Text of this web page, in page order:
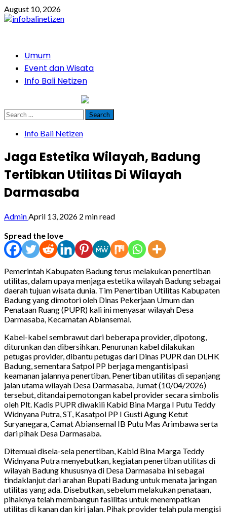
Skip
to
August 10, 2026
PrimaryUmum
Event dan Wisata
Info Bali Netizen
Search
for:
Info Bali Netizen
Jaga Estetika Wilayah, Badung
Tertibkan Utilitas Di Wilayah
Darmasaba
AdminApril 13, 2026 2 min read
Spread the love
Pemerintah Kabupaten Badung terus melakukan penertiban
utilitas, dalam upaya menjaga estetika wilayah Badung sebagai
daerah tujuan wisata dunia. Tim Penertiban Utilitas Kabupaten
Badung yang dimotori oleh Dinas Pekerjaan Umum dan
Penataan Ruang (PUPR) kali ini menyasar wilayah Desa
Darmasaba, Kecamatan Abiansemal.
Kabel-kabel sembrawut dari beberapa provider, dipotong,
diturunkan dan dibersihkan. Penurunan kabel dilakukan
petugas provider, dibantu petugas dari Dinas PUPR dan DLHK
Badung, sementara Satpol PP berjaga mengantisipasi
keamanan jalannya penertiban. Penertiban utilitas di sepanjang
jalan utama wilayah Desa Darmasaba, Jumat (10/04/2026)
tersebut, ditandai pemotongan kabel provider secara simbolis
oleh Plt. Kadis PUPR diwakili Kabid Bina Marga I Putu Teddy
Widnyana Putra, ST, Kasatpol PP I Gusti Agung Ketut
Suryanegara, Camat Abiansemal IB Putu Mas Arimbawa serta
dari pihak Desa Darmasaba.
Ditemuai disela-sela penertiban, Kabid Bina Marga Teddy
Widnyana Putra menyebutkan, kegiatan penertiban utilitas di
wilayah Badung khususnya di Desa Darmasaba ini sebagai
tindaklanjut dari arahan Bupati Badung untuk menata jaringan
utilitas yang ada. Disebutkan, sebelum melakukan penataan,
pihaknya telah membangun fasilitas untuk menempatkan
utilitas di kanan dan kiri jalan. Pihak provider telah pula mengisi